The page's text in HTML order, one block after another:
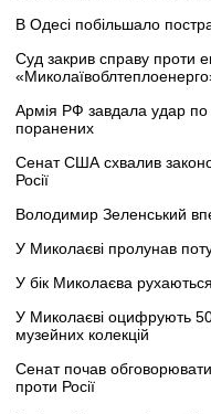
В Одесі побільшало
Суд закрив справу проти
Армія РФ завдала удар по
поранених
Сенат США схвалив
Росії
Володимир Зеленський
У Миколаєві пролунав
У бік Миколаєва
У Миколаєві оцифрують
музейних колекцій
Сенат почав
проти Росії